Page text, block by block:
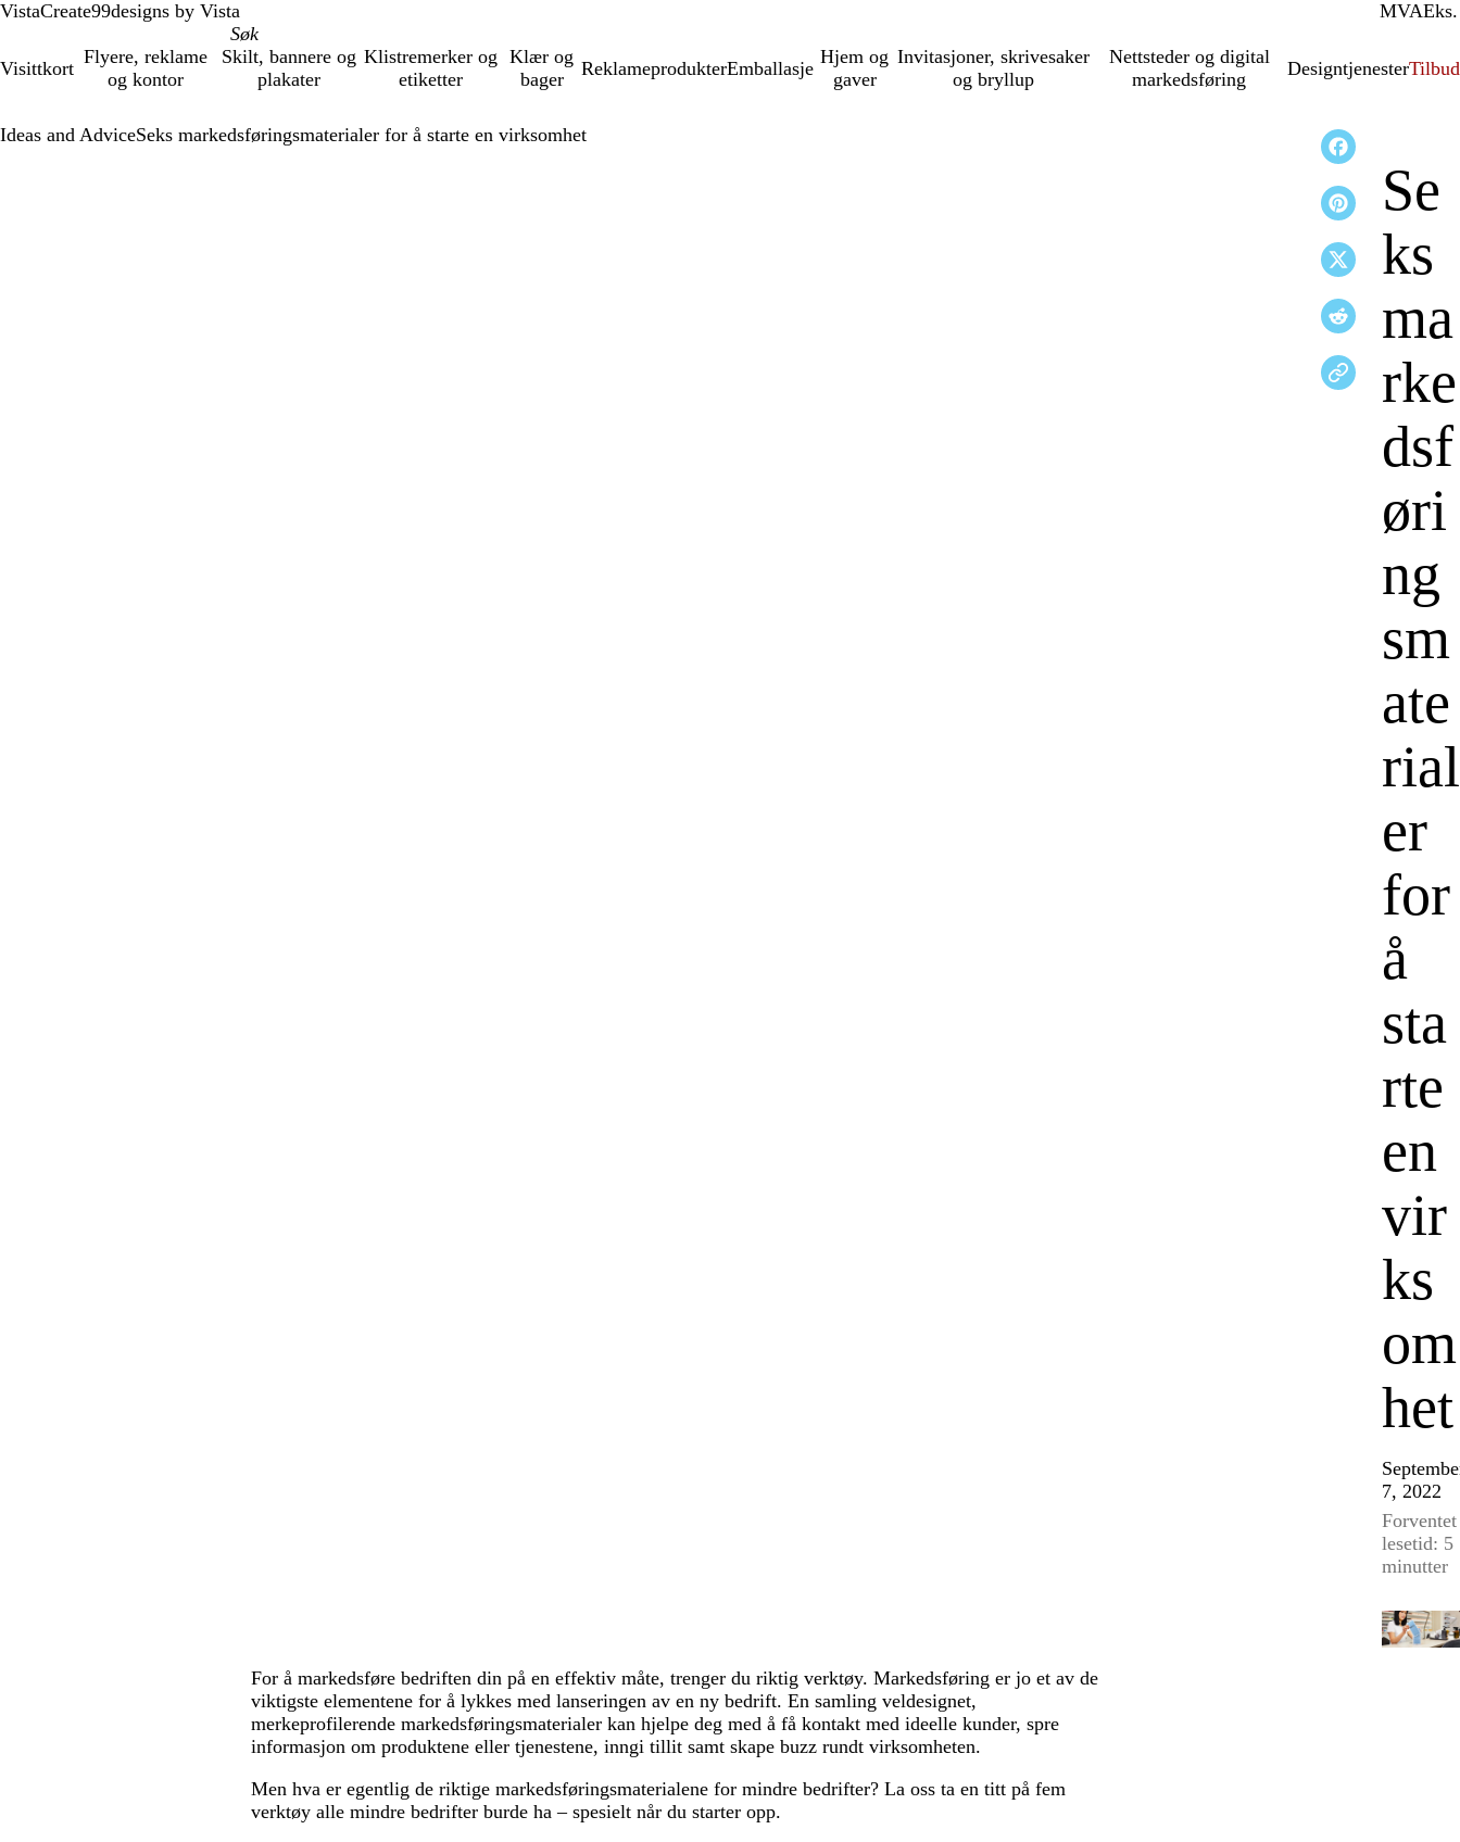
VistaCreate99designs by Vista MVAInkl.
Eks.
Visittkort
Flyere, reklame
og kontor
Skilt, bannere og
plakater
Klistremerker og
etiketter
Klær og
bager
ReklameprodukterEmballasje
Hjem og
gaver
Invitasjoner, skrivesaker
og bryllup
Nettsteder og digital
markedsføring
DesigntjenesterTilbud
Ideas and AdviceSeks markedsføringsmaterialer for å starte en virksomhet
Se
ks
ma
rke
dsf
øri
ng
sm
ate
rial
er
for
å
sta
rte
en
vir
ks
om
het
7, 2022
Forventet
lesetid: 5
minutter
For å markedsføre bedriften din på en effektiv måte, trenger du riktig verktøy. Markedsføring er jo et av de
viktigste elementene for å lykkes med lanseringen av en ny bedrift. En samling veldesignet,
merkeprofilerende markedsføringsmaterialer kan hjelpe deg med å få kontakt med ideelle kunder, spre
informasjon om produktene eller tjenestene, inngi tillit samt skape buzz rundt virksomheten.
Men hva er egentlig de riktige markedsføringsmaterialene for mindre bedrifter? La oss ta en titt på fem
verktøy alle mindre bedrifter burde ha – spesielt når du starter opp.